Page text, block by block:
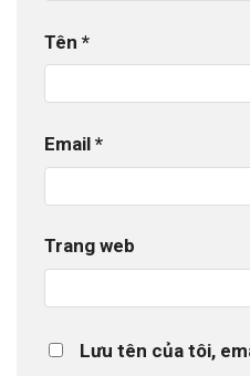
Tên *
Email *
Trang web
Lưu tên của tôi,